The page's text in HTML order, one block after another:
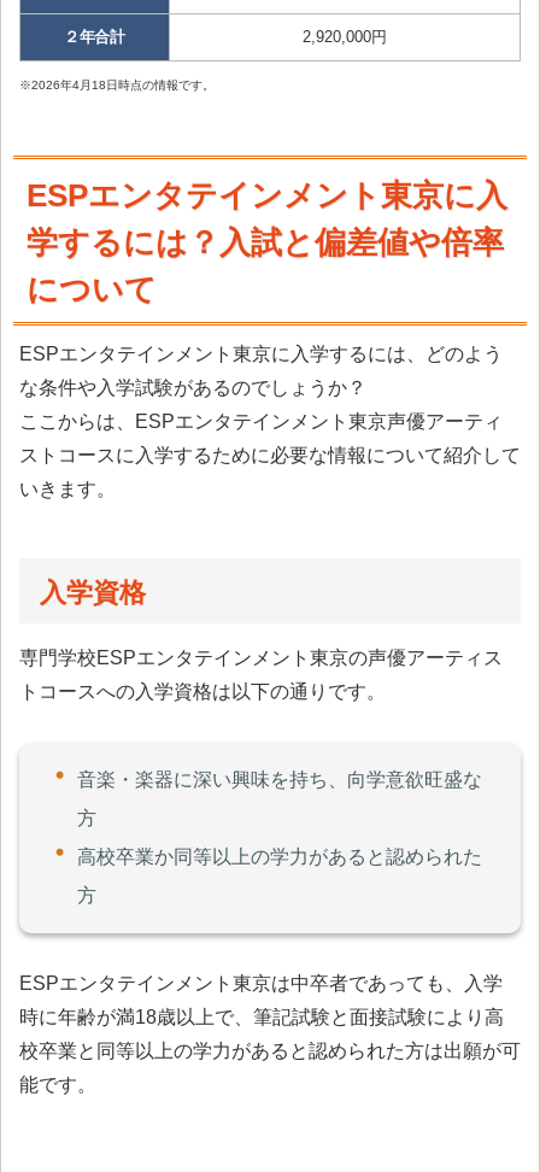
２年合計 2,920,000円
※2026年4月18日時点の情報です。
ESPエンタテインメント東京に入
学するには？入試と偏差値や倍率
について
ESPエンタテインメント東京に入学するには、どのよう
な条件や入学試験があるのでしょうか？
ここからは、ESPエンタテインメント東京声優アーティ
ストコースに入学するために必要な情報について紹介して
いきます。
入学資格
専門学校ESPエンタテインメント東京の声優アーティス
トコースへの入学資格は以下の通りです。
音楽・楽器に深い興味を持ち、向学意欲旺盛な
方
高校卒業か同等以上の学力があると認められた
方
ESPエンタテインメント東京は中卒者であっても、入学
時に年齢が満18歳以上で、筆記試験と面接試験により高
校卒業と同等以上の学力があると認められた方は出願が可
能です。